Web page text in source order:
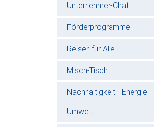
Unternehmer-Chat
Förderprogramme
Reisen für Alle
Misch-Tisch
Nachhaltigkeit - Energie -
Umwelt